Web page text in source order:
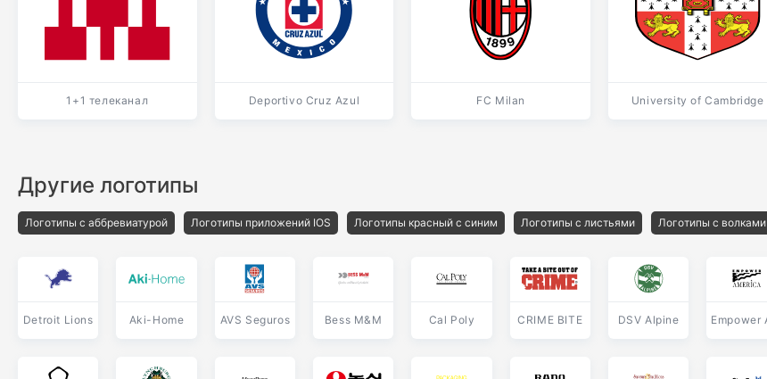
1+1 телеканал Deportivo Cruz Azul FC Milan University of Cambridge
Другие логотипы
Логотипы с аббревиатурой Логотипы приложений IOS Логотипы красный с синим Логотипы с листьями Логотипы с волками
Detroit Lions Aki-Home AVS Seguros Bess M&M Cal Poly CRIME BITE DSV Alpine